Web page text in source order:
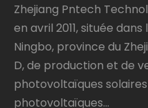
Zhejiang Pntech
en avril 2011, située
Ningbo, province du
D, de production et de
photovoltaïques
photovoltaïques...